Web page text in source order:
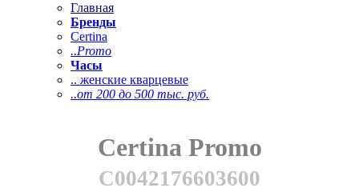
Главная
Бренды
Certina
..Promo
Часы
.. женские кварцевые
..от 200 до 500 тыс. руб.
Certina Promo
C0042176603600